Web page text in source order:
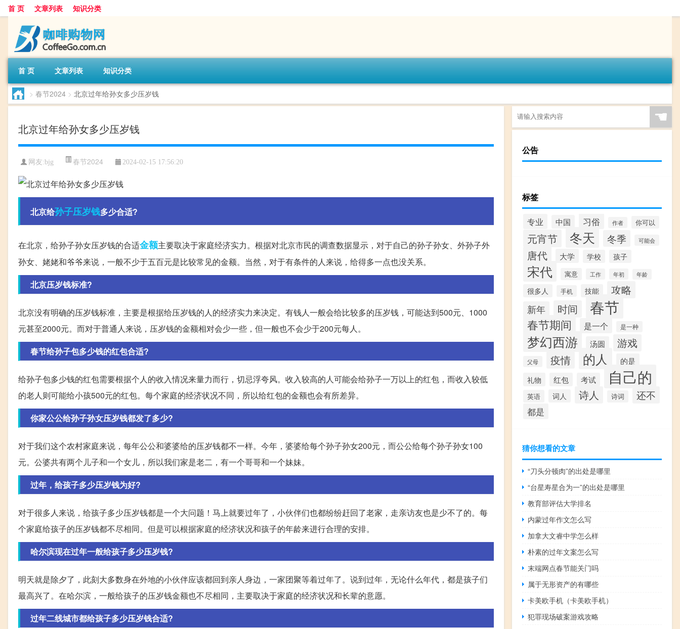
首 页 文章列表 知识分类
首 页 文章列表 知识分类
> 春节2024 > 北京过年给孙女多少压岁钱
北京过年给孙女多少压岁钱
网友:bjg 春节2024 2024-02-15 17:56:20
北京给孙子压岁钱多少合适?
在北京，给孙子孙女压岁钱的合适金额主要取决于家庭经济实力。根据对北京市民的调查数据显示，对于自己的孙子孙女、外孙子外
孙女、姥姥和爷爷来说，一般不少于五百元是比较常见的金额。当然，对于有条件的人来说，给得多一点也没关系。
北京压岁钱标准?
北京没有明确的压岁钱标准，主要是根据给压岁钱的人的经济实力来决定。有钱人一般会给比较多的压岁钱，可能达到500元、1000
元甚至2000元。而对于普通人来说，压岁钱的金额相对会少一些，但一般也不会少于200元每人。
春节给孙子包多少钱的红包合适?
给孙子包多少钱的红包需要根据个人的收入情况来量力而行，切忌浮夸风。收入较高的人可能会给孙子一万以上的红包，而收入较低
的老人则可能给小孩500元的红包。每个家庭的经济状况不同，所以给红包的金额也会有所差异。
你家公公给孙子孙女压岁钱都发了多少?
对于我们这个农村家庭来说，每年公公和婆婆给的压岁钱都不一样。今年，婆婆给每个孙子孙女200元，而公公给每个孙子孙女100
元。公婆共有两个儿子和一个女儿，所以我们家是老二，有一个哥哥和一个妹妹。
过年，给孩子多少压岁钱为好?
对于很多人来说，给孩子多少压岁钱都是一个大问题！马上就要过年了，小伙伴们也都纷纷赶回了老家，走亲访友也是少不了的。每
个家庭给孩子的压岁钱都不尽相同。但是可以根据家庭的经济状况和孩子的年龄来进行合理的安排。
哈尔滨现在过年一般给孩子多少压岁钱?
明天就是除夕了，此刻大多数身在外地的小伙伴应该都回到亲人身边，一家团聚等着过年了。说到过年，无论什么年代，都是孩子们
最高兴了。在哈尔滨，一般给孩子的压岁钱金额也不尽相同，主要取决于家庭的经济状况和长辈的意愿。
过年二线城市都给孩子多少压岁钱合适?
☚
公告
标签
专业 中国 习俗 作者 你可以
元宵节 冬天 冬季 可能会
唐代 大学 学校 孩子
宋代 寓意 工作 年初 年龄
很多人 手机 技能 攻略
新年 时间 春节
春节期间 是一个 是一种
梦幻西游 汤圆 游戏
父母 疫情 的人 的是
礼物 红包 考试 自己的
英语 词人 诗人 诗词 还不
都是
猜你想看的文章
“刀头分顿肉”的出处是哪里
“台星寿星合为一”的出处是哪里
教育部评估大学排名
内蒙过年作文怎么写
加拿大文睿中学怎么样
朴素的过年文案怎么写
末端网点春节能关门吗
属于无形资产的有哪些
卡美欧手机（卡美欧手机）
犯罪现场破案游戏攻略